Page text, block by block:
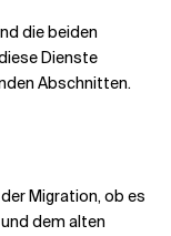
die beiden
Dienste
Abschnitten.
Migration, ob es
dem alten